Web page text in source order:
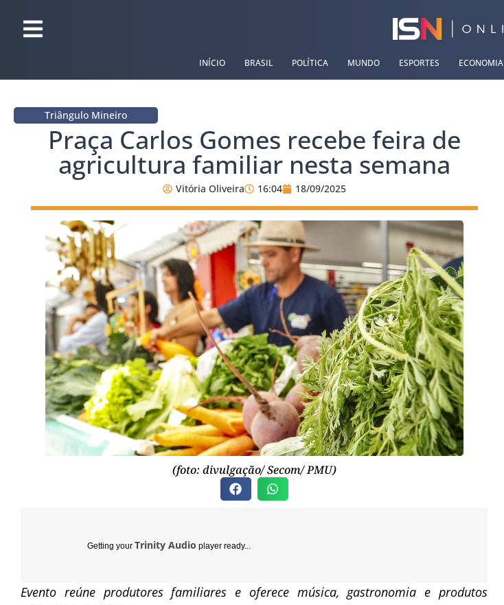
INÍCIO BRASIL POLÍTICA MUNDO ESPORTES ECONOMIA
Triângulo Mineiro
Praça Carlos Gomes recebe feira de
agricultura familiar nesta semana
Vitória Oliveira 16:04 18/09/2025
(foto: divulgação/ Secom/ PMU)
Getting your Trinity Audio player ready...
Evento reúne produtores familiares e oferece música, gastronomia e produtos